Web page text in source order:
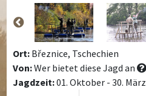
Ort: Březnice, Tschechien
Von:Wer bietet diese Jagd an
Jagdzeit:01. Oktober - 30. März